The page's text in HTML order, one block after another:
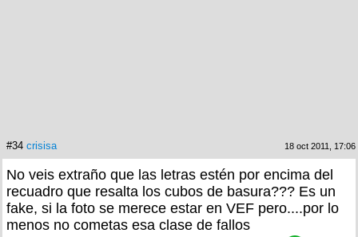
#34 crisisa 18 oct 2011, 17:06
No veis extraño que las letras estén por encima del
recuadro que resalta los cubos de basura??? Es un
fake, si la foto se merece estar en VEF pero....por lo
menos no cometas esa clase de fallos